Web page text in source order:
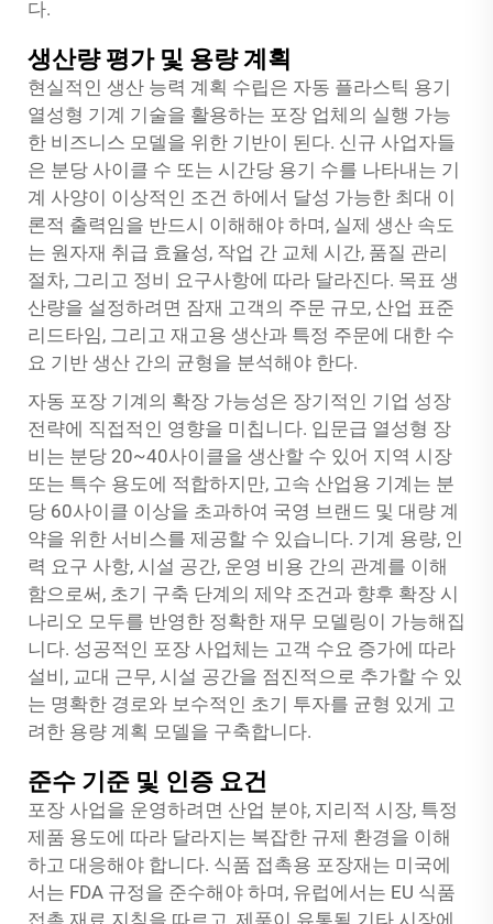
다.
생산량 평가 및 용량 계획
현실적인 생산 능력 계획 수립은 자동 플라스틱 용기
열성형 기계 기술을 활용하는 포장 업체의 실행 가능
한 비즈니스 모델을 위한 기반이 된다. 신규 사업자들
은 분당 사이클 수 또는 시간당 용기 수를 나타내는 기
계 사양이 이상적인 조건 하에서 달성 가능한 최대 이
론적 출력임을 반드시 이해해야 하며, 실제 생산 속도
는 원자재 취급 효율성, 작업 간 교체 시간, 품질 관리
절차, 그리고 정비 요구사항에 따라 달라진다. 목표 생
산량을 설정하려면 잠재 고객의 주문 규모, 산업 표준
리드타임, 그리고 재고용 생산과 특정 주문에 대한 수
요 기반 생산 간의 균형을 분석해야 한다.
자동 포장 기계의 확장 가능성은 장기적인 기업 성장
전략에 직접적인 영향을 미칩니다. 입문급 열성형 장
비는 분당 20~40사이클을 생산할 수 있어 지역 시장
또는 특수 용도에 적합하지만, 고속 산업용 기계는 분
당 60사이클 이상을 초과하여 국영 브랜드 및 대량 계
약을 위한 서비스를 제공할 수 있습니다. 기계 용량, 인
력 요구 사항, 시설 공간, 운영 비용 간의 관계를 이해
함으로써, 초기 구축 단계의 제약 조건과 향후 확장 시
나리오 모두를 반영한 정확한 재무 모델링이 가능해집
니다. 성공적인 포장 사업체는 고객 수요 증가에 따라
설비, 교대 근무, 시설 공간을 점진적으로 추가할 수 있
는 명확한 경로와 보수적인 초기 투자를 균형 있게 고
려한 용량 계획 모델을 구축합니다.
준수 기준 및 인증 요건
포장 사업을 운영하려면 산업 분야, 지리적 시장, 특정
제품 용도에 따라 달라지는 복잡한 규제 환경을 이해
하고 대응해야 합니다. 식품 접촉용 포장재는 미국에
서는 FDA 규정을 준수해야 하며, 유럽에서는 EU 식품